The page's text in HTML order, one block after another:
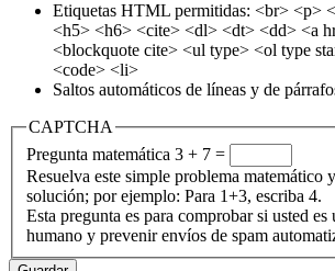
Etiquetas HTML permitidas: <br> <p>
<h5> <h6> <cite> <dl> <dt> <dd> <a
<blockquote cite> <ul type> <ol type
<code> <li>
Saltos automáticos de líneas y de
CAPTCHA
Pregunta matemática 3 + 7 =
Resuelva este simple problema matemático
solución; por ejemplo: Para 1+3, escriba 4.
Esta pregunta es para comprobar si usted es
humano y prevenir envíos de spam